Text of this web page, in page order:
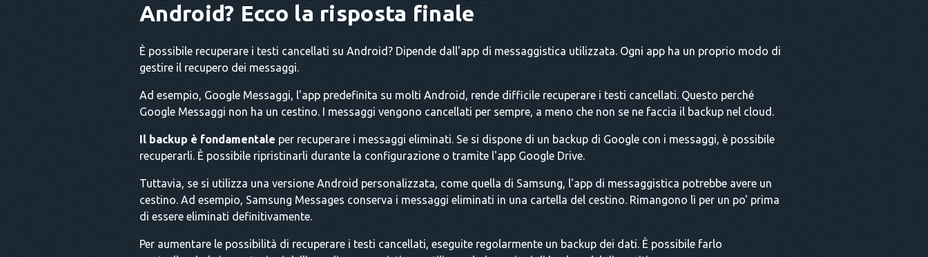
Android? Ecco la risposta finale
È possibile recuperare i testi cancellati su Android? Dipende dall'app di messaggistica utilizzata. Ogni app ha un proprio modo di
gestire il recupero dei messaggi.
Ad esempio, Google Messaggi, l'app predefinita su molti Android, rende difficile recuperare i testi cancellati. Questo perché
Google Messaggi non ha un cestino. I messaggi vengono cancellati per sempre, a meno che non se ne faccia il backup nel cloud.
Il backup è fondamentale per recuperare i messaggi eliminati. Se si dispone di un backup di Google con i messaggi, è possibile
recuperarli. È possibile ripristinarli durante la configurazione o tramite l'app Google Drive.
Tuttavia, se si utilizza una versione Android personalizzata, come quella di Samsung, l'app di messaggistica potrebbe avere un
cestino. Ad esempio, Samsung Messages conserva i messaggi eliminati in una cartella del cestino. Rimangono lì per un po' prima
di essere eliminati definitivamente.
Per aumentare le possibilità di recuperare i testi cancellati, eseguite regolarmente un backup dei dati. È possibile farlo